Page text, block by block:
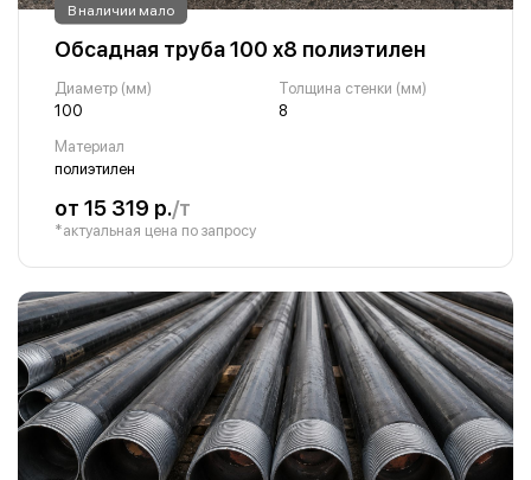
В наличии мало
Обсадная труба 100 х8 полиэтилен
Диаметр (мм)
100
Толщина стенки (мм)
8
Материал
полиэтилен
от 15 319 р./т
*актуальная цена по запросу